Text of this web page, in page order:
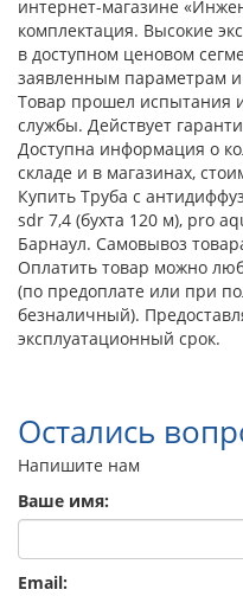
интернет-магазине
комплектация. Высокие
в доступном ценовом
заявленным параметрам
Товар прошел испытания
службы. Действует
Доступна информация о
складе и в магазинах,
Купить Труба с
sdr 7,4 (бухта 120 м), pro
Барнаул. Самовывоз
Оплатить товар можно
(по предоплате или при
безналичный).
эксплуатационный срок.
Остались
Напишите нам
Ваше имя:
Email: